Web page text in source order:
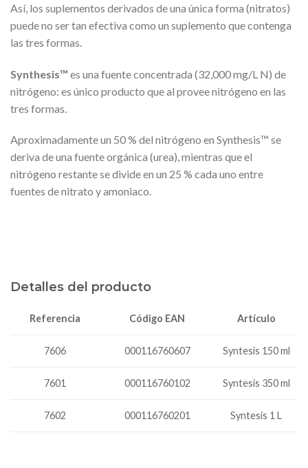
Así, los suplementos derivados de una única forma (nitratos)
puede no ser tan efectiva como un suplemento que contenga
las tres formas.
Synthesis™ es una fuente concentrada (32,000 mg/L N) de
nitrógeno: es único producto que al provee nitrógeno en las
tres formas.
Aproximadamente un 50 % del nitrógeno en Synthesis™ se
deriva de una fuente orgánica (urea), mientras que el
nitrógeno restante se divide en un 25 % cada uno entre
fuentes de nitrato y amoniaco.
Detalles del producto
Referencia Código EAN Artículo
7606 000116760607 Syntesis 150 ml
7601 000116760102 Syntesis 350 ml
7602 000116760201 Syntesis 1 L